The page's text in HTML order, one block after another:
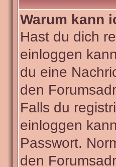
Warum kann
Hast du dich
einloggen
du eine
den
Falls du
einloggen
Passwort.
den